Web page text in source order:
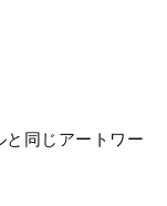
と同じアートワー